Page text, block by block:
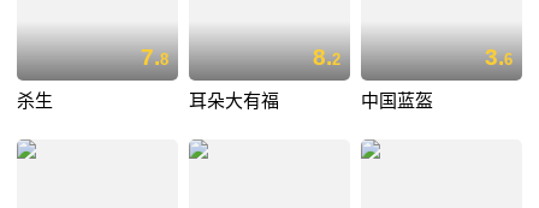
7.8
杀生
8.2
耳朵大有福
3.6
中国蓝盔